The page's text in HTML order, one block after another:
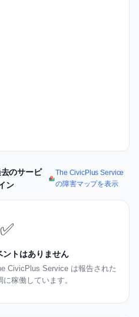
のサービ
ン
The CivicPlus Service
の障害マップを表示
✅
ントはありません
CivicPlus Service は報告された
稼働しています。